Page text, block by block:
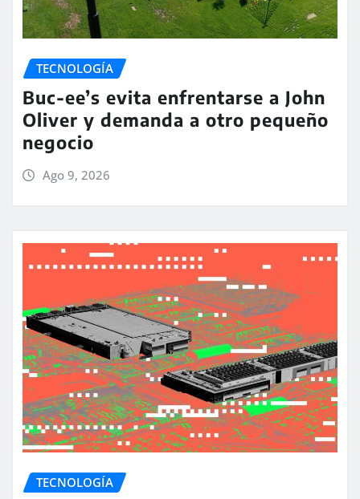
TECNOLOGÍA
Buc-ee’s evita enfrentarse a John
Oliver y demanda a otro pequeño
negocio
Ago 9, 2026
TECNOLOGÍA